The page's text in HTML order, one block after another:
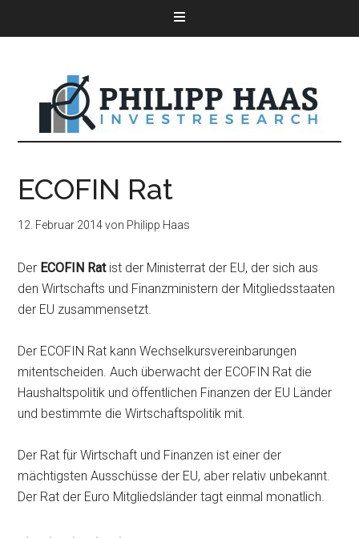
ECOFIN Rat
12. Februar 2014von Philipp Haas
Der ECOFIN Ratist der Ministerrat der EU, der sich aus
den Wirtschafts und Finanzministern der Mitgliedsstaaten
der EU zusammensetzt.
Der ECOFIN Rat kann Wechselkursvereinbarungen
mitentscheiden. Auch überwacht der ECOFIN Rat die
Haushaltspolitik und öffentlichen Finanzen der EU Länder
und bestimmte die Wirtschaftspolitik mit.
Der Rat für Wirtschaft und Finanzen ist einer der
mächtigsten Ausschüsse der EU, aber relativ unbekannt.
Der Rat der Euro Mitgliedsländer tagt einmal monatlich.